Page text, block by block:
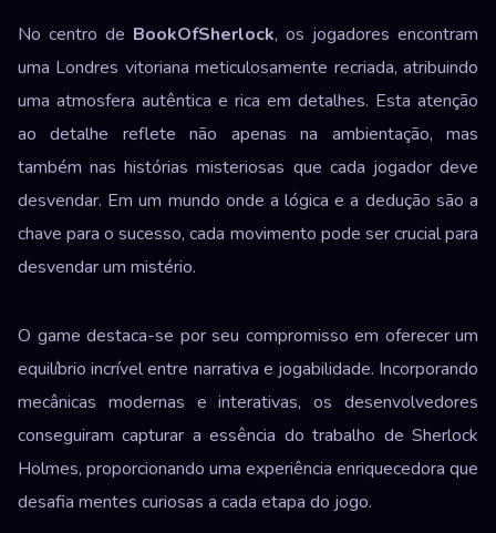
No centro de BookOfSherlock, os jogadores encontram
uma Londres vitoriana meticulosamente recriada, atribuindo
uma atmosfera autêntica e rica em detalhes. Esta atenção
ao detalhe reflete não apenas na ambientação, mas
também nas histórias misteriosas que cada jogador deve
desvendar. Em um mundo onde a lógica e a dedução são a
chave para o sucesso, cada movimento pode ser crucial para
desvendar um mistério.
O game destaca-se por seu compromisso em oferecer um
equilíbrio incrível entre narrativa e jogabilidade. Incorporando
mecânicas modernas e interativas, os desenvolvedores
conseguiram capturar a essência do trabalho de Sherlock
Holmes, proporcionando uma experiência enriquecedora que
desafia mentes curiosas a cada etapa do jogo.